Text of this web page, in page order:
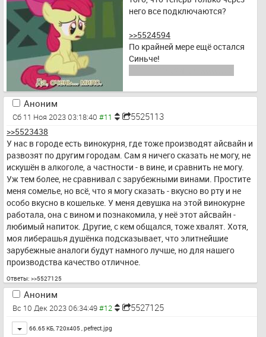
него все подключаются?
>>5524594
По крайней мере ещё остался
Аноним
Сб 11 Ноя 2023 03:18:40 5525113
>>5523438
У нас в городе есть винокурня, где тоже производят айсвайн и
развозят по другим городам. Сам я ничего сказать не могу, не
искушён в алкоголе, а частности - в вине, и сравнить не могу.
Уж тем более, не сравнивал с зарубежными винами. Простите
меня сомелье, но всё, что я могу сказать - вкусно во рту и не
особо вкусно в кошельке. У меня девушка на этой винокурне
работала, она с вином и познакомила, у неё этот айсвайн -
любимый напиток. Другие, с кем общался, тоже хвалят. Хотя,
моя либерашья душёнка подсказывает, что элитнейшие
зарубежные аналоги будут намного лучше, но для нашего
производства качество отличное.
Ответы: >>5527125
Аноним
Вс 10 Дек 2023 06:34:49 5527125
Toggle
66.65 КБ, 720x405 ,pefrect.jpg